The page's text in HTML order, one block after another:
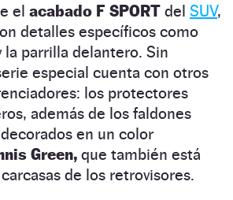
el acabado F SPORT del SUV,
detalles específicos como
la parrilla delantero. Sin
especial cuenta con otros
los protectores
además de los faldones
en un color
Green, que también está
de los retrovisores.